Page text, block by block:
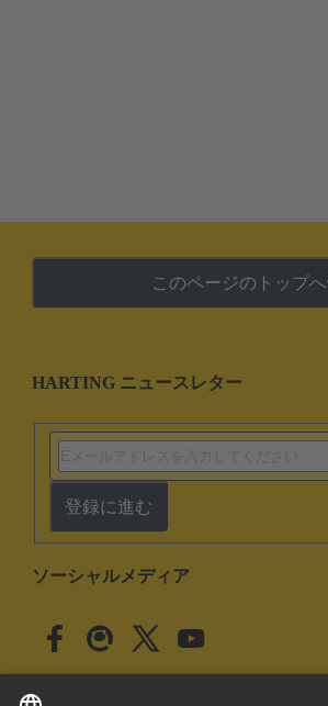
このページのトップへ
HARTING ニュースレター
登録に進む
ソーシャルメディア